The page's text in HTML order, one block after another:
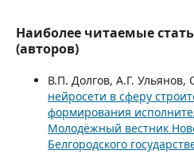
Наиболее читаемые
(авторов)
В.П. Долгов, А.Г. Ульянов,
нейросети в сферу
формирования
Молодёжный вестник
Белгородского